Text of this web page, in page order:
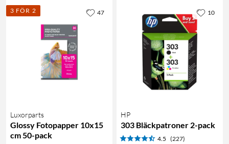
3 FÖR 2
Luxorparts
Glossy Fotopapper 10x15
cm 50-pack
47
HP
303 Bläckpatroner 2-pack
4.5 (227)
10